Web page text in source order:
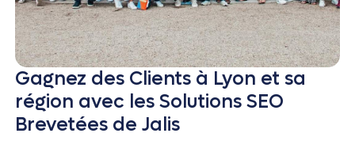
Gagnez des Clients à Lyon et sa
région avec les Solutions SEO
Brevetées de Jalis